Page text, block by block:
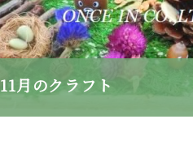
11月のクラフト